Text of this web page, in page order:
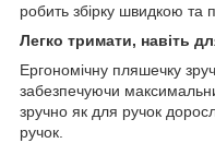
робить збірку швидкою та
Легко тримати, навіть
Ергономічну пляшечку
забезпечуючи
зручно як для ручок
ручок.